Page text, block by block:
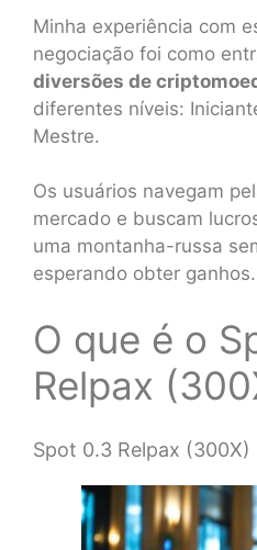
Minha experiência com
negociação foi como
diversões de
diferentes níveis:
Mestre.
Os usuários navegam
mercado e buscam
uma montanha-russa
esperando obter ganhos.
O que é o
Relpax
Spot 0.3 Relpax (300X)